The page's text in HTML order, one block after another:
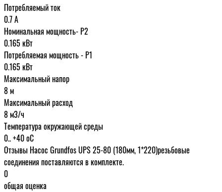
Потребляемый ток
0.7 А
Номинальная мощность- P2
0.165 кВт
Потребляемая мощность - P1
0.165 кВт
Максимальный напор
8 м
Максимальный расход
8 м3/ч
Температура окружающей среды
0.. +40 oC
Отзывы Насос Grundfos UPS 25-80 (180мм, 1*220)резьбовые
соединения поставляются в комплекте.
0
общая оценка